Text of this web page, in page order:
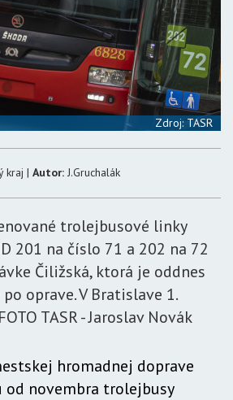
Zdroj: TASR
kraj | Autor: J.Gruchalák
trolejbusové linky
201 na číslo 71 a 202 na 72
Čiližská, ktorá je oddnes
oprave. V Bratislave 1.
TASR - Jaroslav Novák
hromadnej doprave
od novembra trolejbusy